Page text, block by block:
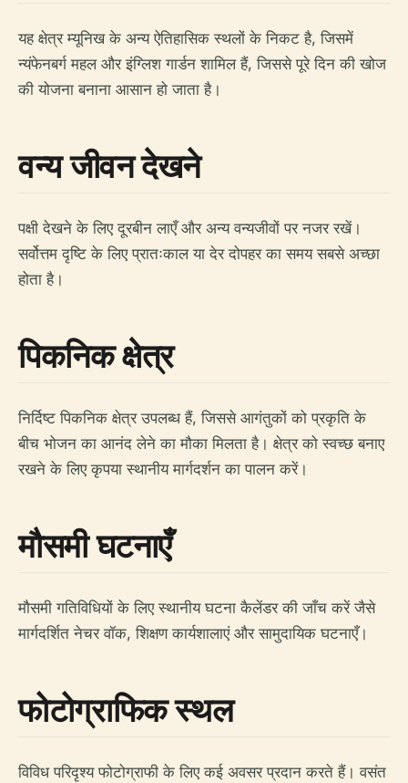
यह क्षेत्र म्यूनिख के अन्य ऐतिहासिक स्थलों के निकट है, जिसमें
न्यंफेनबर्ग महल और इंग्लिश गार्डन शामिल हैं, जिससे पूरे दिन की खोज
की योजना बनाना आसान हो जाता है।
वन्य जीवन देखने
पक्षी देखने के लिए दूरबीन लाएँ और अन्य वन्यजीवों पर नजर रखें।
सर्वोत्तम दृष्टि के लिए प्रातःकाल या देर दोपहर का समय सबसे अच्छा
होता है।
पिकनिक क्षेत्र
निर्दिष्ट पिकनिक क्षेत्र उपलब्ध हैं, जिससे आगंतुकों को प्रकृति के
बीच भोजन का आनंद लेने का मौका मिलता है। क्षेत्र को स्वच्छ बनाए
रखने के लिए कृपया स्थानीय मार्गदर्शन का पालन करें।
मौसमी घटनाएँ
मौसमी गतिविधियों के लिए स्थानीय घटना कैलेंडर की जाँच करें जैसे
मार्गदर्शित नेचर वॉक, शिक्षण कार्यशालाएं और सामुदायिक घटनाएँ।
फोटोग्राफिक स्थल
विविध परिदृश्य फोटोग्राफी के लिए कई अवसर प्रदान करते हैं। वसंत